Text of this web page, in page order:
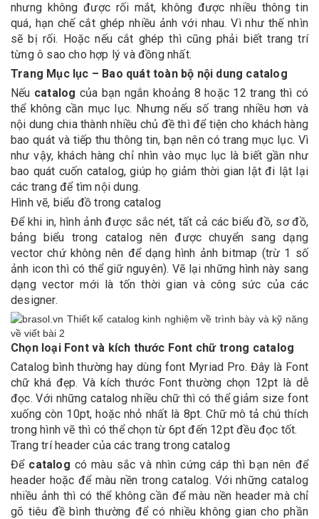
nhưng không được rối mắt, không được nhiều thông tin
quá, hạn chế cắt ghép nhiều ảnh với nhau. Vì như thế nhìn
sẽ bị rối. Hoặc nếu cắt ghép thì cũng phải biết trang trí
từng ô sao cho hợp lý và đồng nhất.
Trang Mục lục – Bao quát toàn bộ nội dung catalog
Nếu catalog của bạn ngắn khoảng 8 hoặc 12 trang thì có
thể không cần mục lục. Nhưng nếu số trang nhiều hơn và
nội dung chia thành nhiều chủ đề thì để tiện cho khách hàng
bao quát và tiếp thu thông tin, bạn nên có trang mục lục. Vì
như vậy, khách hàng chỉ nhìn vào mục lục là biết gần như
bao quát cuốn catalog, giúp họ giảm thời gian lật đi lật lại
các trang để tìm nội dung.
Hình vẽ, biểu đồ trong catalog
Để khi in, hình ảnh được sắc nét, tất cả các biểu đồ, sơ đồ,
bảng biểu trong catalog nên được chuyển sang dạng
vector chứ không nên để dạng hình ảnh bitmap (trừ 1 số
ảnh icon thì có thể giữ nguyên). Vẽ lại những hình này sang
dạng vector mới là tốn thời gian và công sức của các
designer.
Chọn loại Font và kích thước Font chữ trong catalog
Catalog bình thường hay dùng font Myriad Pro. Đây là Font
chữ khá đẹp. Và kích thước Font thường chọn 12pt là dễ
đọc. Với những catalog nhiều chữ thì có thể giảm size font
xuống còn 10pt, hoặc nhỏ nhất là 8pt. Chữ mô tả chú thích
trong hình vẽ thì có thể chọn từ 6pt đến 12pt đều đọc tốt.
Trang trí header của các trang trong catalog
Để catalog có màu sắc và nhìn cứng cáp thì bạn nên để
header hoặc để màu nền trong catalog. Với những catalog
nhiều ảnh thì có thể không cần để màu nền header mà chỉ
gõ tiêu đề bình thường để có nhiều không gian cho phần